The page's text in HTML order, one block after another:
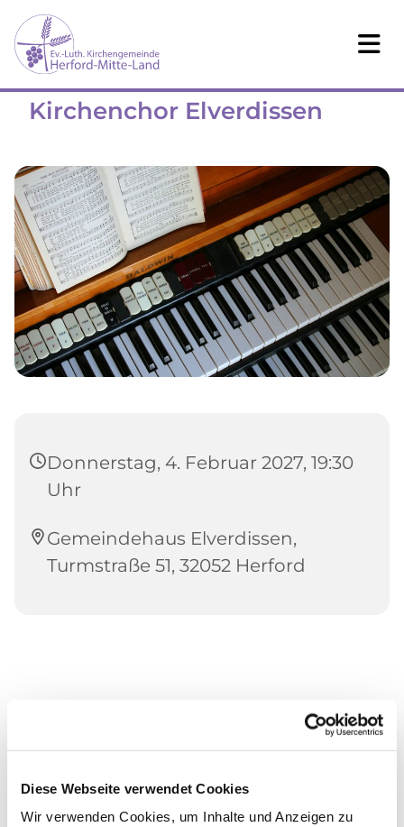
Diese Webseite verwendet Cookies
Wir verwenden Cookies, um Inhalte und Anzeigen zu
Kirchenchor Elverdissen
Donnerstag, 4. Februar 2027, 19:30
Uhr
Gemeindehaus Elverdissen,
Turmstraße 51, 32052 Herford